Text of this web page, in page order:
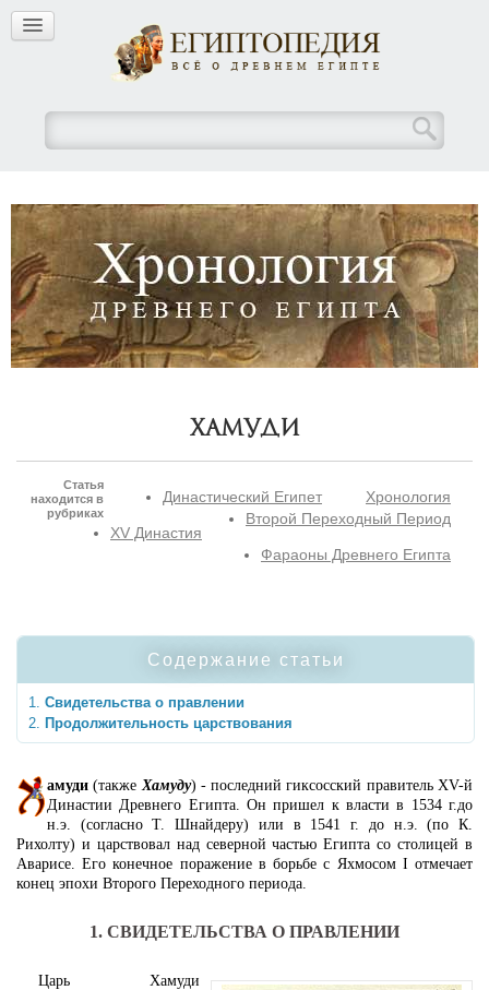
Хамуди
Статья
находится в
рубриках
Хронология
Династический Египет
Второй Переходный Период
XV Династия
Фараоны Древнего Египта
Содержание статьи
Свидетельства о правлении
Продолжительность царствования
амуди (такжеХамуду) - последний гиксосский правитель XV-й
Династии Древнего Египта. Он пришел к власти в 1534 г.до
н.э. (согласно Т. Шнайдеру) или в 1541 г. до н.э. (по К.
Рихолту) и царствовал над северной частью Египта со столицей в
Аварисе. Его конечное поражение в борьбе с Яхмосом I отмечает
конец эпохи Второго Переходного периода.
1. СВИДЕТЕЛЬСТВА О ПРАВЛЕНИИ
Царь Хамуди